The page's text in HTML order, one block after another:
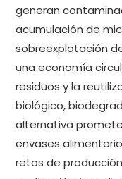
generan
acumulación de
sobreexplotación
una economía
residuos y la
biológico,
alternativa
envases
retos de